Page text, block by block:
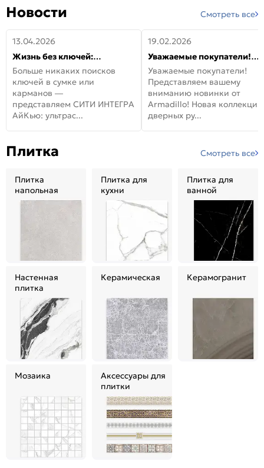
Новости Смотреть все
13.04.2026
Жизнь без ключей:
встречайте новую дверь
СИТИ ИНТЕГРА АйКью!
Больше никаких поисков
ключей в сумке или
карманов —
представляем СИТИ ИНТЕГРА
АйКью: ультрас...
19.02.2026
Уважаемые покупатели!
Представляем вашему
вниманию новинки от
Armadillo!
Уважаемые покупатели!
Представляем вашему
вниманию новинки от
Armadillo! Новая коллекция
дверных ру...
Плитка Смотреть все
Плитка
напольная
Плитка для
кухни
Плитка для
ванной
Настенная
плитка
Керамическая Керамогранит
Мозаика
Аксессуары для
плитки